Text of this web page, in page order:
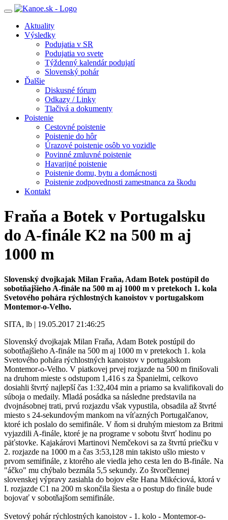
Toggle
navigationAktuality
Výsledky
Podujatia v SR
Podujatia vo svete
Týždenný kalendár podujatí
Slovenský pohár
Ďalšie
Diskusné fórum
Odkazy / Linky
Tlačivá a dokumenty
Poistenie
Cestovné poistenie
Poistenie do hôr
Úrazové poistenie osôb vo vozidle
Povinné zmluvné poistenie
Havarijné poistenie
Poistenie domu, bytu a domácnosti
Poistenie zodpovednosti zamestnanca za škodu
Kontakt
Fraňa a Botek v Portugalsku
do A-finále K2 na 500 m aj
1000 m
Slovenský dvojkajak Milan Fraňa, Adam Botek postúpil do
sobotňajšieho A-finále na 500 m aj 1000 m v pretekoch 1. kola
Svetového pohára rýchlostných kanoistov v portugalskom
Montemor-o-Velho.
SITA, lb | 19.05.2017 21:46:25
Slovenský dvojkajak Milan Fraňa, Adam Botek postúpil do
sobotňajšieho A-finále na 500 m aj 1000 m v pretekoch 1. kola
Svetového pohára rýchlostných kanoistov v portugalskom
Montemor-o-Velho. V piatkovej prvej rozjazde na 500 m finišovali
na druhom mieste s odstupom 1,416 s za Španielmi, celkovo
dosiahli štvrtý najlepší čas 1:32,404 min a priamo sa kvalifikovali do
súboja o medaily. Mladá posádka sa následne predstavila na
dvojnásobnej trati, prvú rozjazdu však vypustila, obsadila až štvrté
miesto s 24-sekundovým mankom na víťazných Portugalčanov,
ktoré ich poslalo do semifinále. V ňom si druhým miestom za Britmi
vyjazdili A-finále, ktoré je na programe v sobotu štvrť hodinu po
päťstovke. Kajakárovi Martinovi Nemčekovi sa za štvrtú priečku v
2. rozjazde na 1000 m a čas 3:53,128 min takisto ušlo miesto v
prvom semifinále, z ktorého ale viedla jeho cesta len do B-finále. Na
"áčko" mu chýbalo bezmála 5,5 sekundy. Zo štvorčlennej
slovenskej výpravy zasiahla do bojov ešte Hana Mikéciová, ktorá v
I. rozjazde C1 na 200 m skončila šiesta a o postup do finále bude
bojovať v sobotňajšom semifinále.
Svetový pohár rýchlostných kanoistov - 1. kolo - Montemor-o-